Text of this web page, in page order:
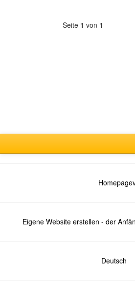
Seite 1 von 1
Eigene Website erstellen - der
Deutsch